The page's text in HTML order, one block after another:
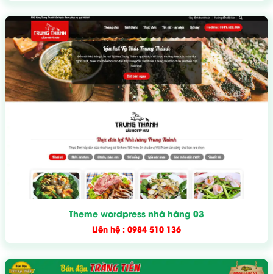
Theme wordpress nhà hàng 03
Liên hệ : 0984 510 136